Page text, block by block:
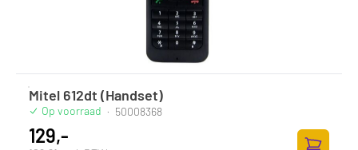
Mitel 612dt (Handset)
Op voorraad · 50008368
129,-